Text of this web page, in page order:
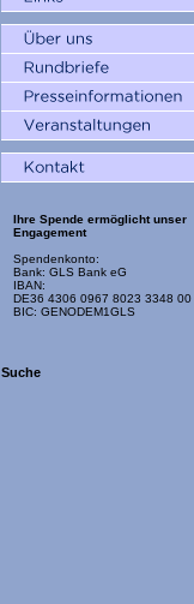
Ihre Spende ermöglicht unser
Engagement
Spendenkonto:
Bank: GLS Bank eG
IBAN:
DE36 4306 0967 8023 3348 00
BIC: GENODEM1GLS
Suche